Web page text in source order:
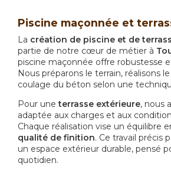
Piscine maçonnée et
La création de piscine et de
partie de notre cœur de métier à
piscine maçonnée offre robustesse
Nous préparons le terrain, réalisons
coulage du béton selon une
Pour uneterrasse extérieure, nous
adaptée aux charges et aux
Chaque réalisation vise un équilibre
qualité de finition. Ce travail précis
un espace extérieur durable, pensé
quotidien.